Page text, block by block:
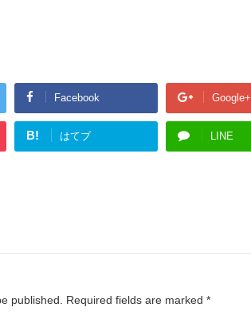
Facebook Google+
B! はてブ LINE
published. Required fields are marked *